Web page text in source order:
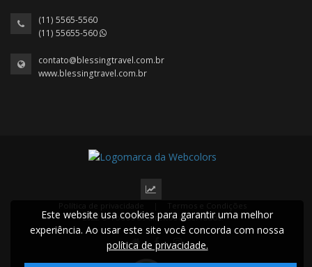
(11) 5565-5560
(11) 55655-560
contato@blessingtravel.com.br
www.blessingtravel.com.br
2022 © Todos os direitos reservados.
Este website usa cookies para garantir uma melhor
experiência. Ao usar este site você concorda com nossa
política de privacidade.